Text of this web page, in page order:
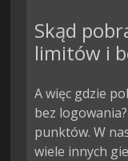
Skąd
limitów i
A więc gdzie
bez
punktów. W
wiele innych